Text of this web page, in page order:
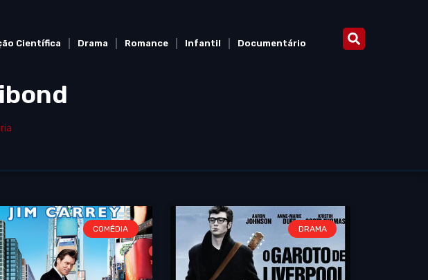
Científica Drama Romance Infantil Documentário
COMÉDIA DRAMA